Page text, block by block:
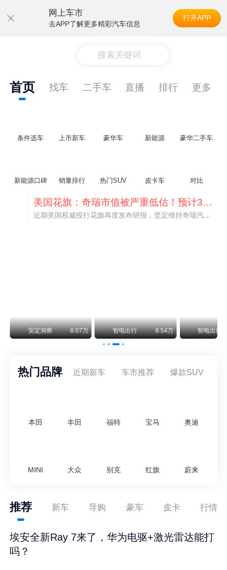
网上车市
去APP了解更多精彩汽车信息
打开APP
搜索关键词
首页 找车 二手车 直播 排行 更多
条件选车 上市新车 豪华车 新能源 豪华二手车
新能源口碑 销量排行 热门SUV 皮卡车 对比
美国花旗：奇瑞市值被严重低估！预计36港元/股
近期美国权威投行花旗再度发布研报，坚定维持奇瑞汽车（09973.HK）买入评级，将其合理目标价定格在36港元/股。对照公司最新25.46港元的二级市场现价，这一目标价意味着股价存在41.4%的可观上行空间，花旗直言，当前资本市场受短期市场情绪、国内车市价格战扰动，明显低估了奇瑞长期价值与全球化成长潜力。
安定洞察 8.07万 智电出行 8.54万 智电出行
热门品牌 近期新车 车市推荐 爆款SUV
本田 丰田 福特 宝马 奥迪
MINI 大众 别克 红旗 蔚来
推荐 新车 导购 豪车 皮卡 行情
埃安全新Ray 7来了，华为电驱+激光雷达能打
吗？